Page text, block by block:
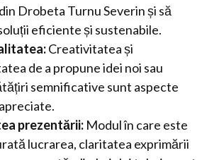
Drobeta Turnu Severin și să
eficiente și sustenabile.
Creativitatea și
de a propune idei noi sau
semnificative sunt aspecte
prezentării: Modul în care este
lucrarea, claritatea exprimării